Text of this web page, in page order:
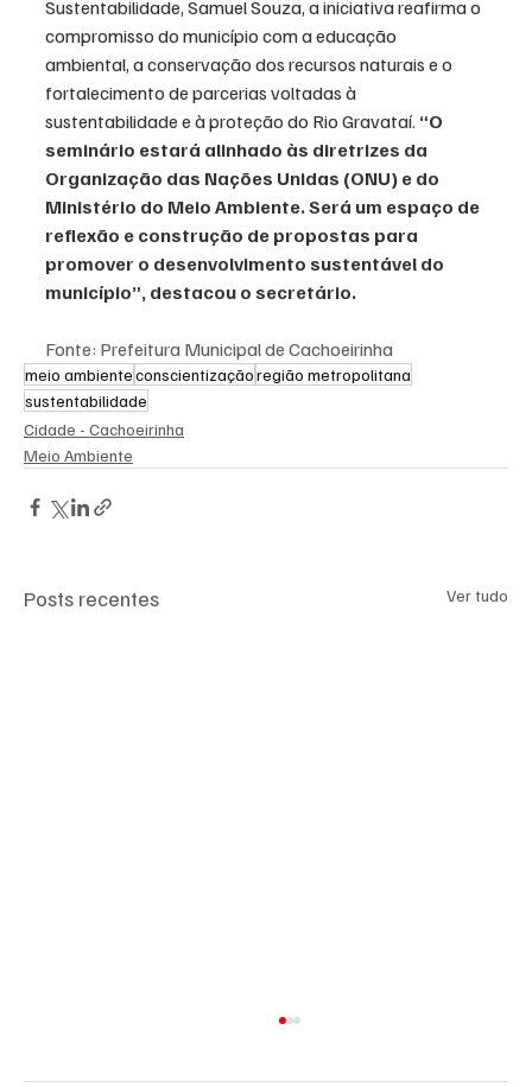
Sustentabilidade, Samuel Souza, a iniciativa reafirma o
compromisso do município com a educação
ambiental, a conservação dos recursos naturais e o
fortalecimento de parcerias voltadas à
sustentabilidade e à proteção do Rio Gravataí. “O
seminário estará alinhado às diretrizes da
Organização das Nações Unidas (ONU) e do
Ministério do Meio Ambiente. Será um espaço de
reflexão e construção de propostas para
promover o desenvolvimento sustentável do
município”, destacou o secretário.
Fonte: Prefeitura Municipal de Cachoeirinha
meio ambienteconscientizaçãoregião metropolitana
sustentabilidade
Cidade - Cachoeirinha
Meio Ambiente
Posts recentes Ver tudo